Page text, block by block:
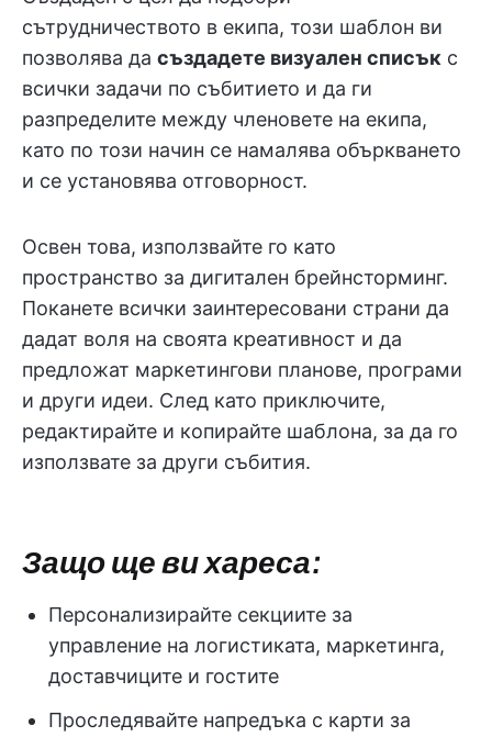
сътрудничеството в екипа, този шаблон ви
позволява да създадете визуален списък с
всички задачи по събитието и да ги
разпределите между членовете на екипа,
като по този начин се намалява объркването
и се установява отговорност.
Освен това, използвайте го като
пространство за дигитален брейнсторминг.
Поканете всички заинтересовани страни да
дадат воля на своята креативност и да
предложат маркетингови планове, програми
и други идеи. След като приключите,
редактирайте и копирайте шаблона, за да го
използвате за други събития.
Защо ще ви хареса:
Персонализирайте секциите за
управление на логистиката, маркетинга,
доставчиците и гостите
Проследявайте напредъка с карти за